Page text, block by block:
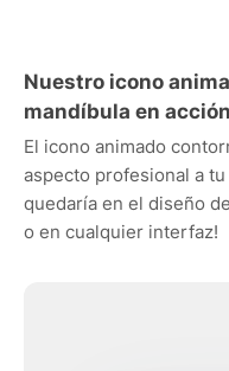
Nuestro icono
mandíbula en acción
El icono animado
aspecto profesional a
quedaría en el diseño
o en cualquier interfaz!